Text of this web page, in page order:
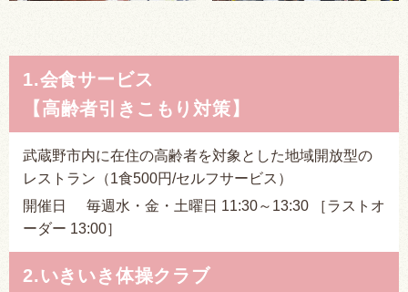
1.会食サービス
【高齢者引きこもり対策】
武蔵野市内に在住の高齢者を対象とした地域開放型の
レストラン（1食500円/セルフサービス）
開催日
毎週水・金・土曜日 11:30～13:30 ［ラストオ
ーダー 13:00］
2.いきいき体操クラブ